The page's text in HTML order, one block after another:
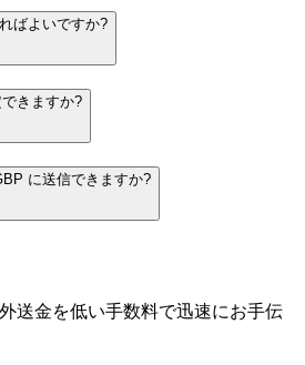
ばよいですか?
きますか?
に送信できますか?
送金を低い手数料で迅速にお手伝